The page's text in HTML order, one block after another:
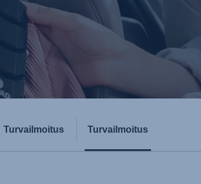
Turvailmoitus Turvailmoitus